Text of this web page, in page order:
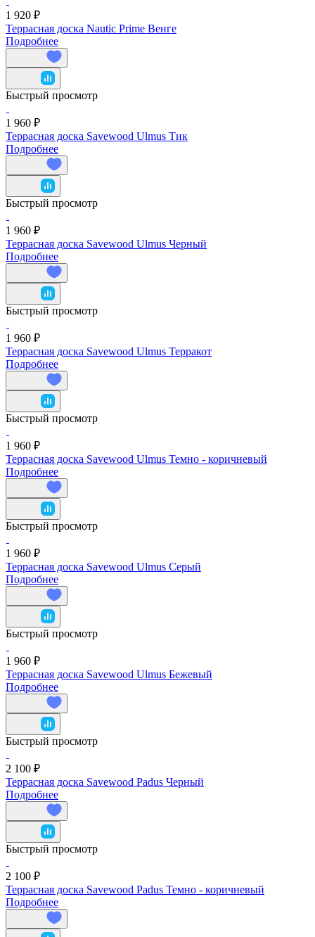
1 920 ₽
Террасная доска Nautic Prime Венге
Подробнее
Быстрый просмотр
1 960 ₽
Террасная доска Savewood Ulmus Тик
Подробнее
Быстрый просмотр
1 960 ₽
Террасная доска Savewood Ulmus Черный
Подробнее
Быстрый просмотр
1 960 ₽
Террасная доска Savewood Ulmus Терракот
Подробнее
Быстрый просмотр
1 960 ₽
Террасная доска Savewood Ulmus Темно - коричневый
Подробнее
Быстрый просмотр
1 960 ₽
Террасная доска Savewood Ulmus Серый
Подробнее
Быстрый просмотр
1 960 ₽
Террасная доска Savewood Ulmus Бежевый
Подробнее
Быстрый просмотр
2 100 ₽
Террасная доска Savewood Padus Черный
Подробнее
Быстрый просмотр
2 100 ₽
Террасная доска Savewood Padus Темно - коричневый
Подробнее